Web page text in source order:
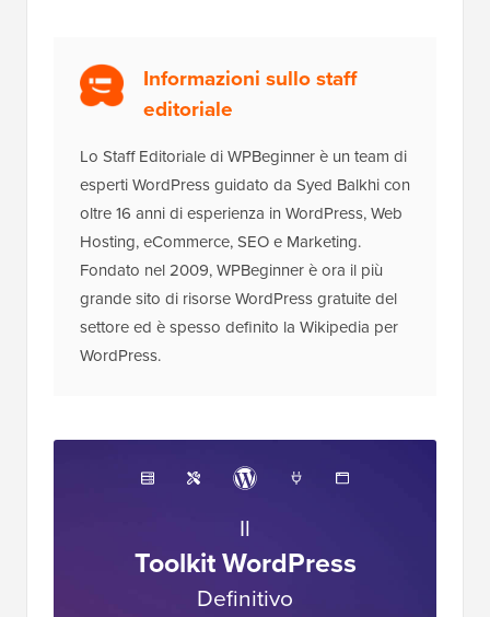
Informazioni sullo staff
editoriale
Lo Staff Editoriale di WPBeginner è un team di
esperti WordPress guidato da Syed Balkhi con
oltre 16 anni di esperienza in WordPress, Web
Hosting, eCommerce, SEO e Marketing.
Fondato nel 2009, WPBeginner è ora il più
grande sito di risorse WordPress gratuite del
settore ed è spesso definito la Wikipedia per
WordPress.
Il
Toolkit WordPress
Definitivo